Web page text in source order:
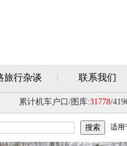
旅行杂谈 联系我们
累计机车户口/图库:31778/
适用